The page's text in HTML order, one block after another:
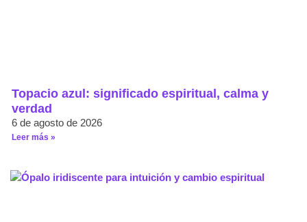
Topacio azul: significado espiritual, calma y
verdad
6 de agosto de 2026
Leer más »